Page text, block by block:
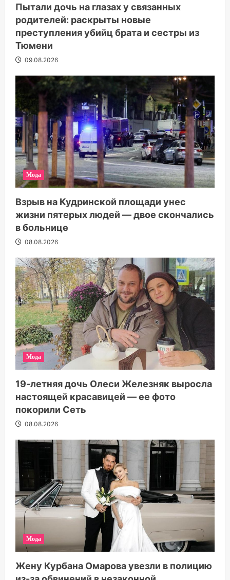
Пытали дочь на глазах у связанных
родителей: раскрыты новые
преступления убийц брата и сестры из
Тюмени
09.08.2026
Мода
Взрыв на Кудринской площади унес
жизни пятерых людей — двое скончались
в больнице
08.08.2026
Мода
19-летняя дочь Олеси Железняк выросла
настоящей красавицей — ее фото
покорили Сеть
08.08.2026
Мода
Жену Курбана Омарова увезли в полицию